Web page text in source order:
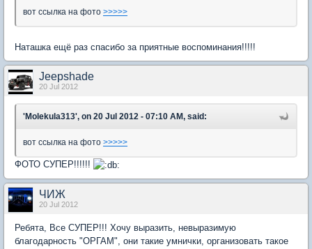
вот ссылка на фото >>>>>
Наташка ещё раз спасибо за приятные воспоминания!!!!!
Jeepshade
20 Jul 2012
'Molekula313', on 20 Jul 2012 - 07:10 AM, said:
вот ссылка на фото >>>>>
ФОТО СУПЕР!!!!!!
ЧИЖ
20 Jul 2012
Ребята, Все СУПЕР!!! Хочу выразить, невыразимую
благодарность "ОРГАМ", они такие умнички, организовать такое